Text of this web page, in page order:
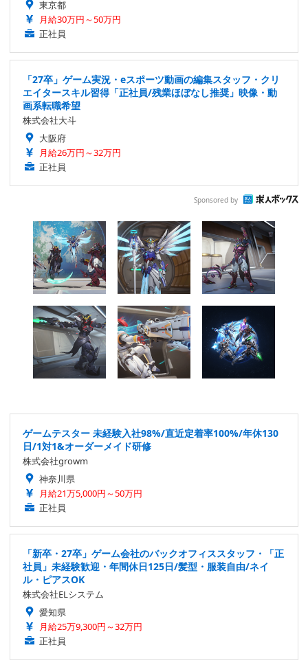
東京都
月給30万円～50万円
正社員
「27卒」ゲーム実況・eスポーツ動画の編集スタッフ・クリ
エイタースキル習得「正社員/残業ほぼなし推奨」映像・動
画系転職希望
株式会社大斗
大阪府
月給26万円～32万円
正社員
Sponsored by
ゲームテスター 未経験入社98%/直近定着率100%/年休130
日/1対1&オーダーメイド研修
株式会社growm
神奈川県
月給21万5,000円～50万円
正社員
「新卒・27卒」ゲーム会社のバックオフィススタッフ・「正
社員」未経験歓迎・年間休日125日/髪型・服装自由/ネイ
ル・ピアスOK
株式会社ELシステム
愛知県
月給25万9,300円～32万円
正社員